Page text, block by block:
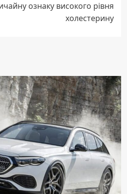
ознаку високого рівня
холестерину